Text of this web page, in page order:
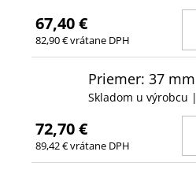
67,40 €
82,90 € vrátane DPH
Priemer: 37 mm
Skladom u výrobcu
72,70 €
89,42 € vrátane DPH